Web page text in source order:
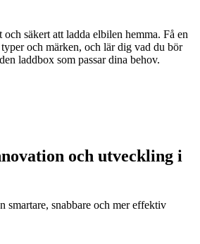
säkert att ladda elbilen hemma. Få en
och märken, och lär dig vad du bör
laddbox som passar dina behov.
och utveckling i
smartare, snabbare och mer effektiv